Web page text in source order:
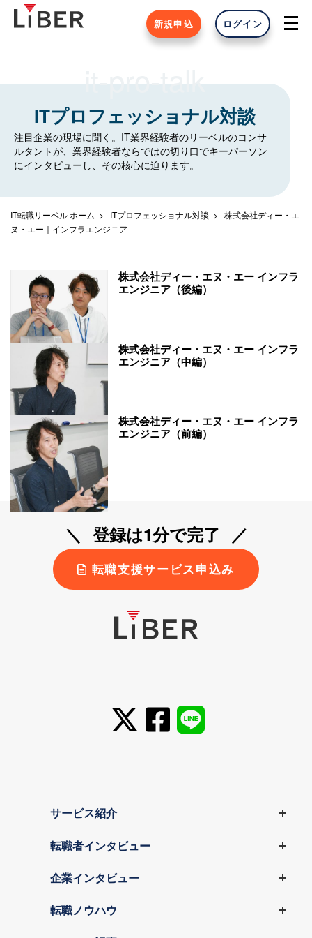
新規申込 ログイン
it-pro-talk
ITプロフェッショナル対談
注目企業の現場に聞く。IT業界経験者のリーベルのコンサ
ルタントが、業界経験者ならではの切り口でキーパーソン
にインタビューし、その核心に迫ります。
IT転職リーベル ホーム ITプロフェッショナル対談
株式会社ディー・エ
ヌ・エー｜インフラエンジニア
株式会社ディー・エヌ・エー インフラ
エンジニア（後編）
株式会社ディー・エヌ・エー インフラ
エンジニア（中編）
株式会社ディー・エヌ・エー インフラ
エンジニア（前編）
登録は1分で完了
転職支援サービス申込み
サービス紹介
転職者インタビュー
企業インタビュー
転職ノウハウ